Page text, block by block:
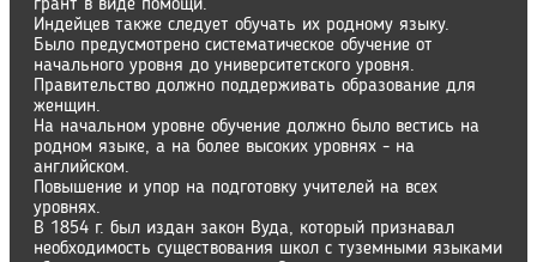
грант в виде помощи.
Индейцев также следует обучать их родному языку.
Было предусмотрено систематическое обучение от
начального уровня до университетского уровня.
Правительство должно поддерживать образование для
женщин.
На начальном уровне обучение должно было вестись на
родном языке, а на более высоких уровнях - на
английском.
Повышение и упор на подготовку учителей на всех
уровнях.
В 1854 г. был издан закон Вуда, который признавал
необходимость существования школ с туземными языками